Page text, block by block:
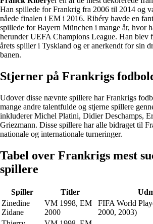
Han spillede for Frankrig fra 2006 til 2014 og
nåede finalen i EM i 2016. Ribéry havde en
spillede for Bayern München i mange år, hvor
herunder UEFA Champions League. Han blev
årets spiller i Tyskland og er anerkendt for sin
banen.
Stjerner på Frankrigs
Udover disse nævnte spillere har Frankrigs
mange andre talentfulde og stjerne spillere
inkluderer Michel Platini, Didier Deschamps,
Griezmann. Disse spillere har alle bidraget til
nationale og internationale turneringer.
Tabel over Frankrigs mest
spillere
Spiller Titler
Zinedine
Zidane
VM 1998, EM
2000
FIFA World
2000, 2003)